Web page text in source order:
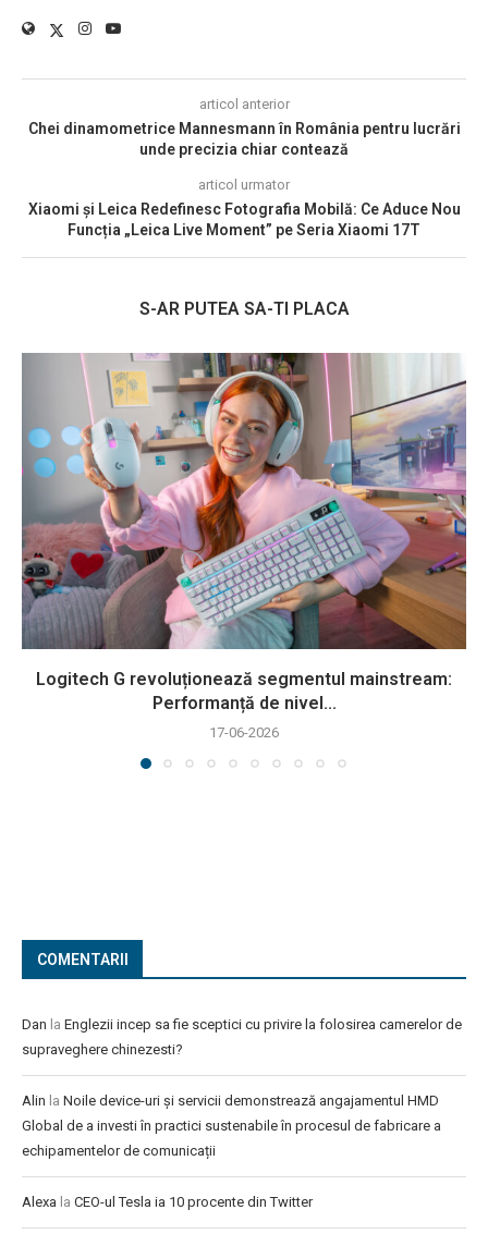
articol anterior
Chei dinamometrice Mannesmann în România pentru lucrări
unde precizia chiar contează
articol urmator
Xiaomi și Leica Redefinesc Fotografia Mobilă: Ce Aduce Nou
Funcția „Leica Live Moment” pe Seria Xiaomi 17T
S-AR PUTEA SA-TI PLACA
Logitech G revoluționează segmentul mainstream:
Performanță de nivel...
17-06-2026
COMENTARII
Dan la Englezii incep sa fie sceptici cu privire la folosirea camerelor de
supraveghere chinezesti?
Alin la Noile device-uri și servicii demonstrează angajamentul HMD
Global de a investi în practici sustenabile în procesul de fabricare a
echipamentelor de comunicații
Alexa la CEO-ul Tesla ia 10 procente din Twitter